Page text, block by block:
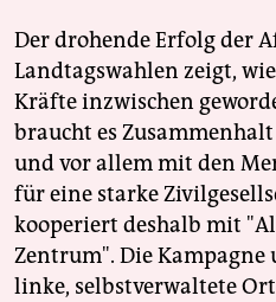
Der drohende Erfolg der
Landtagswahlen zeigt,
Kräfte inzwischen
braucht es
und vor allem mit den
für eine starke
kooperiert deshalb mit
Zentrum". Die
linke, selbstverwaltete